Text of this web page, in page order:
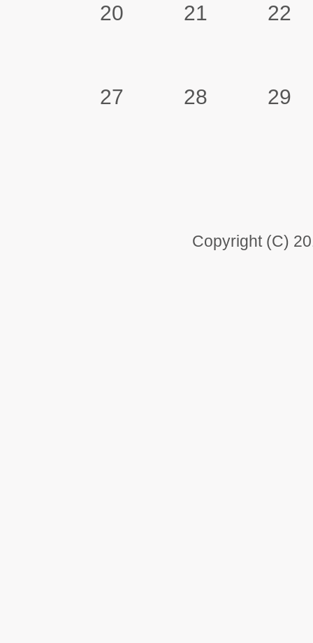
20 21 22
27 28 29
Copyright (C)